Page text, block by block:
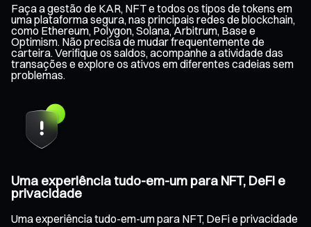
Faça a gestão de KAR, NFT e todos os tipos de tokens em
uma plataforma segura, nas principais redes de blockchain,
como Ethereum, Polygon, Solana, Arbitrum, Base e
Optimism. Não precisa de mudar frequentemente de
carteira. Verifique os saldos, acompanhe a atividade das
transações e explore os ativos em diferentes cadeias sem
problemas.
Uma experiência tudo-em-um para NFT, DeFi e
privacidade
Uma experiência tudo-em-um para NFT, DeFi e privacidade